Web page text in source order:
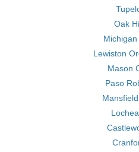
Oak
Michigan
Lewiston
Mason
Paso